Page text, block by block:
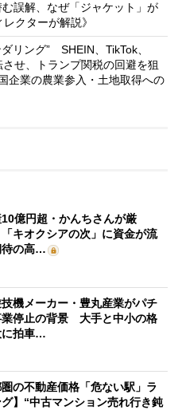
誤解、なぜ「ジャケット」が
クターが解説》
リング” SHEIN、TikTok、
せ、トランプ関税の回避を狙
業の農業参入・土地取得への
10億円超・かんちさんが厳
キオクシアの次」に資金が流
待の高…
機メーカー・豊丸産業がパチ
業停止の背景 大手と中小の格
に拍車…
圏の不動産価格「危ない駅」ラ
】“中古マンション売れ行き鈍